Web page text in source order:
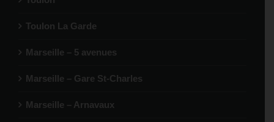
Toulon La Garde
Marseille – 5 avenues
Marseille – Gare St-Charles
Marseille – Arnavaux